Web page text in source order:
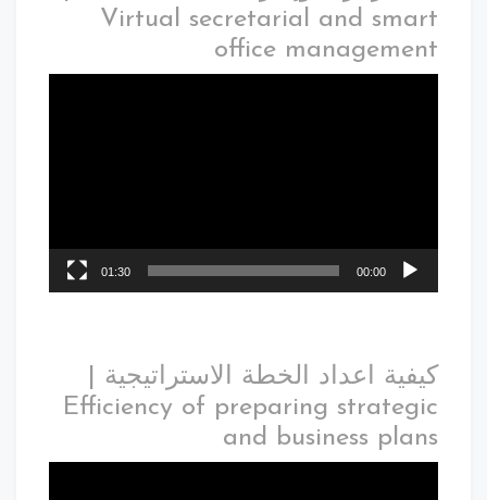
Virtual secretarial and smart
office management
00:00
01:30
كيفية اعداد الخطة الاستراتيجية |
Efficiency of preparing strategic
and business plans